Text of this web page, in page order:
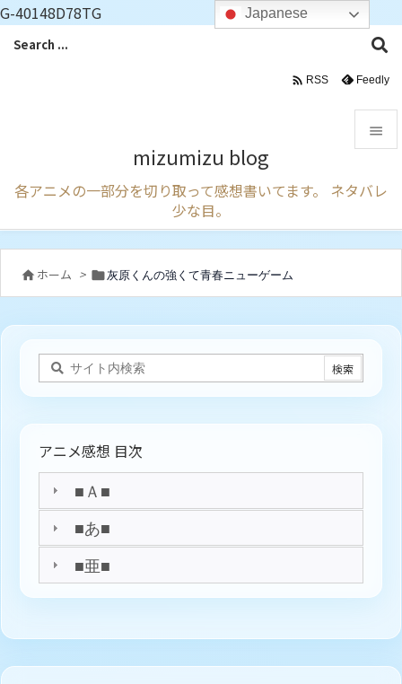
G-40148D78TG
mizumizu blog
各アニメの一部分を切り取って感想書いてます。 ネタバレ
少な目。

メニュ
前へ

検索
 RSS Feedly
 ホーム > 灰原くんの強くて青春ニューゲーム
アニメ感想 目次
■Ａ■
■あ■
■亜■
Japanese